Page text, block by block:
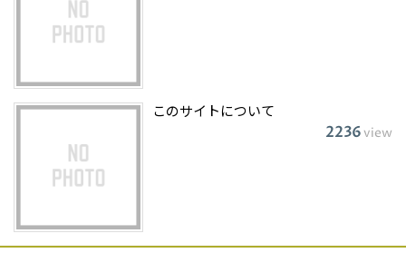
このサイトについて
2236view